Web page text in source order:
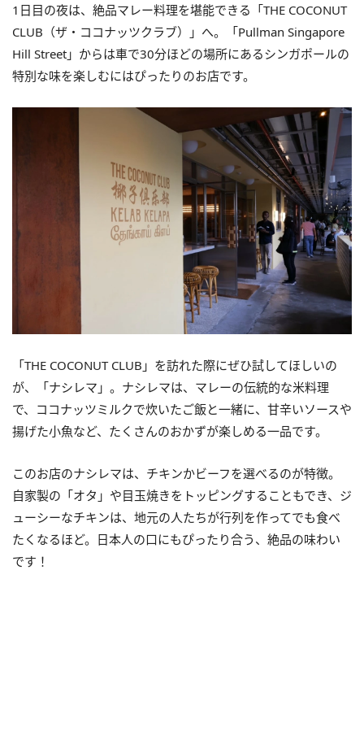
1日目の夜は、絶品マレー料理を堪能できる「THE COCONUT
CLUB（ザ・ココナッツクラブ）」へ。「Pullman Singapore
Hill Street」からは車で30分ほどの場所にあるシンガポールの
特別な味を楽しむにはぴったりのお店です。
「THE COCONUT CLUB」を訪れた際にぜひ試してほしいの
が、「ナシレマ」。ナシレマは、マレーの伝統的な米料理
で、ココナッツミルクで炊いたご飯と一緒に、甘辛いソースや
揚げた小魚など、たくさんのおかずが楽しめる一品です。
このお店のナシレマは、チキンかビーフを選べるのが特徴。
自家製の「オタ」や目玉焼きをトッピングすることもでき、ジ
ューシーなチキンは、地元の人たちが行列を作ってでも食べ
たくなるほど。日本人の口にもぴったり合う、絶品の味わい
です！